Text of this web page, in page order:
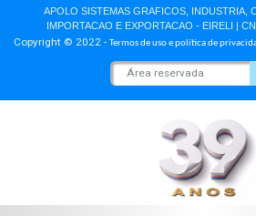
Atendimento
(11)3164-9400
De segunda a sexta-feira das 8h30h às 17:30h.